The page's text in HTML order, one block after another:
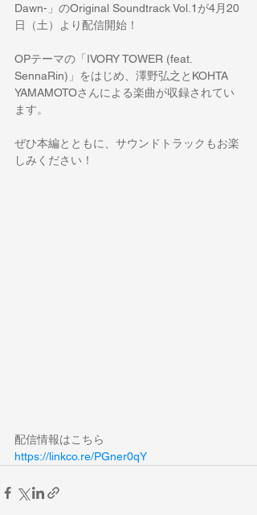
Dawn-」のOriginal Soundtrack Vol.1が4月20
日（土）より配信開始！
OPテーマの「IVORY TOWER (feat.
SennaRin)」をはじめ、澤野弘之とKOHTA
YAMAMOTOさんによる楽曲が収録されてい
ます。
ぜひ本編とともに、サウンドトラックもお楽
しみください！
配信情報はこちら
https://linkco.re/PGner0qY